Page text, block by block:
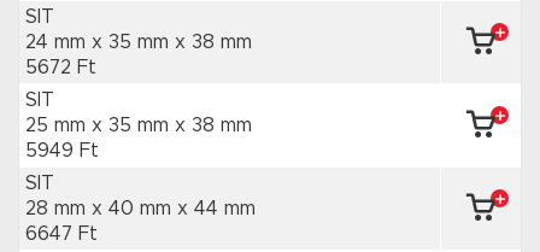
SIT
24 mm x 35 mm x 38 mm
5672 Ft
SIT
25 mm x 35 mm x 38 mm
5949 Ft
SIT
28 mm x 40 mm x 44 mm
6647 Ft